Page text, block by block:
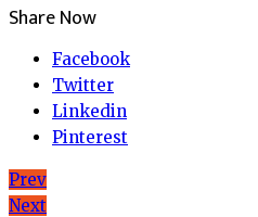
Share Now
Facebook
Twitter
Linkedin
Pinterest
Beitragsnavigation
Prev
Next